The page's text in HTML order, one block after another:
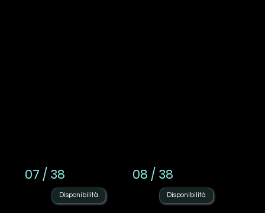
07 / 38
Disponibilità
08 / 38
Disponibilità